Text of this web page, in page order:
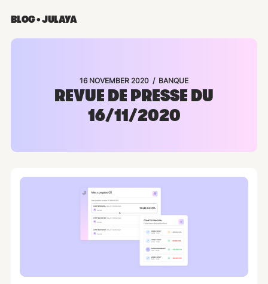
BLOG • JULAYA
16 NOVEMBER 2020 / BANQUE
REVUE DE PRESSE DU
16/11/2020